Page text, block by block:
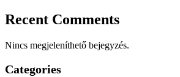
Recent Comments
Nincs megjeleníthető bejegyzés.
Categories